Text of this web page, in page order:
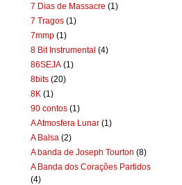
7 Dias de Massacre (1)
7 Tragos (1)
7mmp (1)
8 Bit Instrumental (4)
86SEJA (1)
8bits (20)
8K (1)
90 contos (1)
A Atmosfera Lunar (1)
A Balsa (2)
A banda de Joseph Tourton (8)
A Banda dos Corações Partidos
(4)